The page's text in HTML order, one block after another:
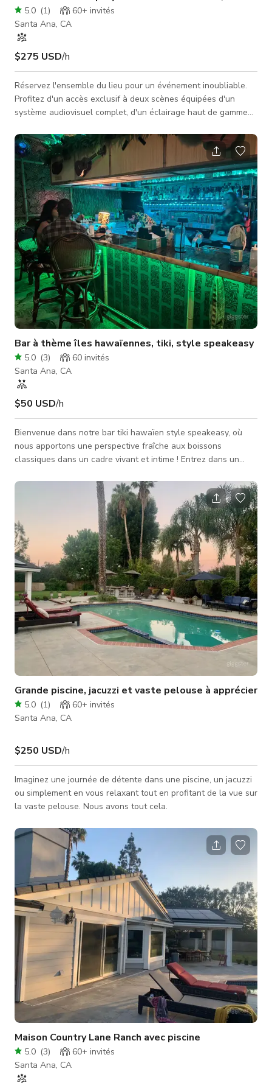
5.0 (1) 60+ invités
Santa Ana, CA
$275 USD/h
Réservez l'ensemble du lieu pour un événement inoubliable.
Profitez d'un accès exclusif à deux scènes équipées d'un
système audiovisuel complet, d'un éclairage haut de gamme
performances en direct, les fêtes ou les spectacles privés. Le
lieu comprend également : Un bar complet : avec du bois
rustique et une ambiance accueillante. Un patio spacieux :
avec des cabines en briques intégrées, offrant un endroit
charmant
Bar à thème îles hawaïennes, tiki, style speakeasy
5.0 (3) 60 invités
Santa Ana, CA
$50 USD/h
Bienvenue dans notre bar tiki hawaïen style speakeasy, où
nous apportons une perspective fraîche aux boissons
classiques dans un cadre vivant et intime ! Entrez dans un
propre touche unique aux cocktails traditionnels. Que vous
souhaitiez vous installer au bar accueillant, vous détendre à
nos tables confortables, ou vous relaxer dans notre vaste
salon, nous proposons différentes options d'assise pour
répondre à vos préférences. P
Grande piscine, jacuzzi et vaste pelouse à apprécier
5.0 (1) 60+ invités
Santa Ana, CA
$250 USD/h
Imaginez une journée de détente dans une piscine, un jacuzzi
ou simplement en vous relaxant tout en profitant de la vue sur
la vaste pelouse. Nous avons tout cela.
Maison Country Lane Ranch avec piscine
5.0 (3) 60+ invités
Santa Ana, CA